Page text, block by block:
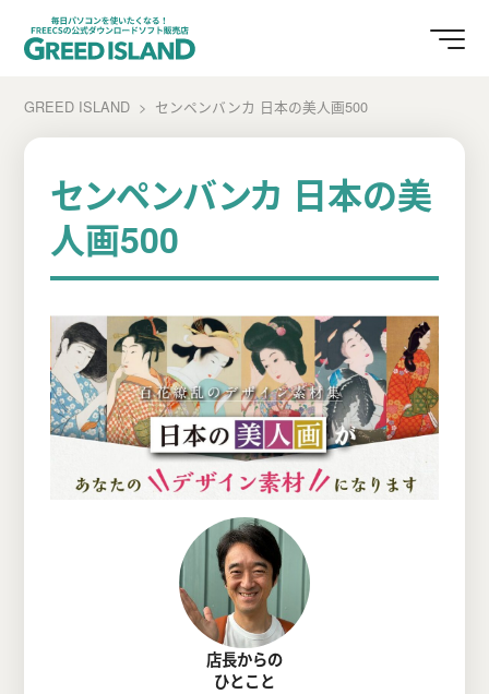
GREED ISLAND センペンバンカ 日本の美人画500
センペンバンカ 日本の美
人画500
店長からの
ひとこと